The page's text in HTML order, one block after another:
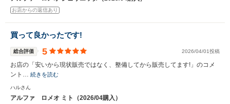
お店からの返信あり
買って良かったです!
総合評価 5 2026/04/01投稿
お店の「安いから現状販売ではなく、整備してから販売してます!」のコメ
ント… 続きを読む
ハルさん
アルファ ロメオ ミト（2026/04購入）